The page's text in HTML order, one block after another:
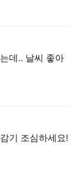
데.. 날씨 좋아
기 조심하세요!